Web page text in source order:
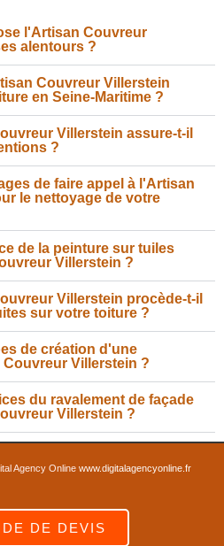
l'Artisan Couvreur
alentours ?
Couvreur Villerstein
en Seine-Maritime ?
Villerstein assure-t-il
?
de faire appel à l'Artisan
le nettoyage de votre
de la peinture sur tuiles
Villerstein ?
Villerstein procède-t-il
sur votre toiture ?
de création d'une
Villerstein ?
du ravalement de façade
Villerstein ?
Agency Online www.digitalagencyonline.fr
DE DEVIS